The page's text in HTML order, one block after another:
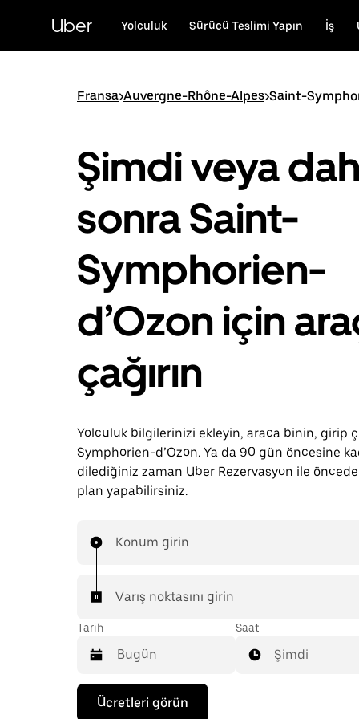
Uber Yolculuk Sürücü Teslimi Yapın İş
Fransa>Auvergne-Rhône-Alpes>Saint-
Şimdi veya
sonra Saint-
Symphorien-
d’Ozon için
çağırın
Yolculuk bilgilerinizi ekleyin, araca binin, girip
Symphorien-d’Ozon. Ya da 90 gün öncesine
dilediğiniz zaman Uber Rezervasyon ile
plan yapabilirsiniz.
Konum girin
Varış noktasını girin
Tarih
Takvimle
etkileşime
Saat
Şimdi
Ücretleri görün